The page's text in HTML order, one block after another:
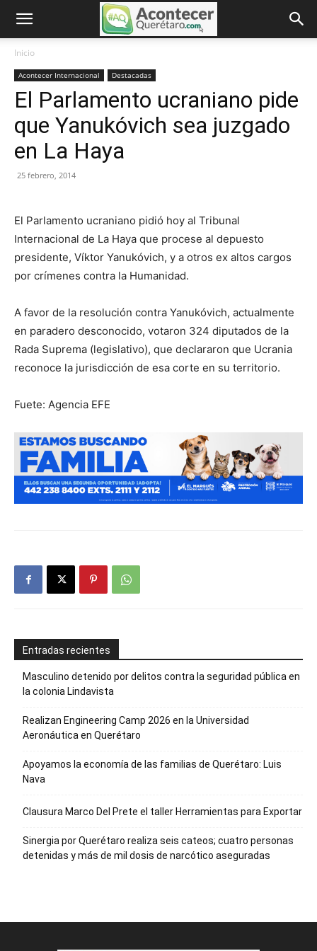
Inicio
Acontecer Internacional Destacadas
El Parlamento ucraniano pide
que Yanukóvich sea juzgado
en La Haya
25 febrero, 2014
El Parlamento ucraniano pidió hoy al Tribunal
Internacional de La Haya que procese al depuesto
presidente, Víktor Yanukóvich, y a otros ex altos cargos
por crímenes contra la Humanidad.
A favor de la resolución contra Yanukóvich, actualmente
en paradero desconocido, votaron 324 diputados de la
Rada Suprema (legislativo), que declararon que Ucrania
reconoce la jurisdicción de esa corte en su territorio.
Fuete: Agencia EFE
Entradas recientes
Masculino detenido por delitos contra la seguridad pública en
la colonia Lindavista
Realizan Engineering Camp 2026 en la Universidad
Aeronáutica en Querétaro
Apoyamos la economía de las familias de Querétaro: Luis
Nava
Clausura Marco Del Prete el taller Herramientas para Exportar
Sinergia por Querétaro realiza seis cateos; cuatro personas
detenidas y más de mil dosis de narcótico aseguradas